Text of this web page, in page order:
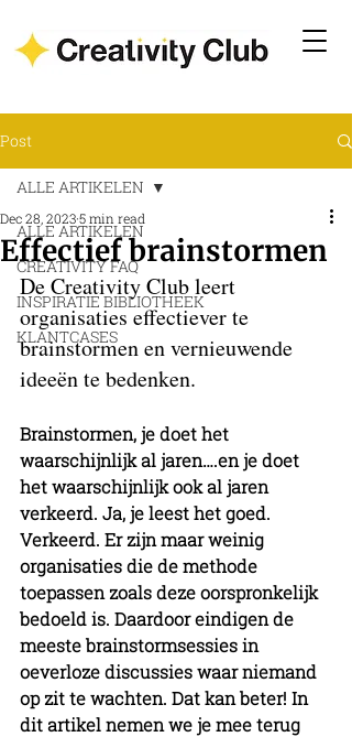
Post
ALLE ARTIKELEN
CREATIVITY FAQ
INSPIRATIE BIBLIOTHEEK
KLANTCASES
ALLE ARTIKELEN
Effectief brainstormen
Dec 28, 20235 min read
De Creativity Club leert
organisaties effectiever te
brainstormen en vernieuwende
ideeën te bedenken.
Brainstormen, je doet het
waarschijnlijk al jaren….en je doet
het waarschijnlijk ook al jaren
verkeerd. Ja, je leest het goed.
Verkeerd. Er zijn maar weinig
organisaties die de methode
toepassen zoals deze oorspronkelijk
bedoeld is. Daardoor eindigen de
meeste brainstormsessies in
oeverloze discussies waar niemand
op zit te wachten. Dat kan beter! In
dit artikel nemen we je mee terug